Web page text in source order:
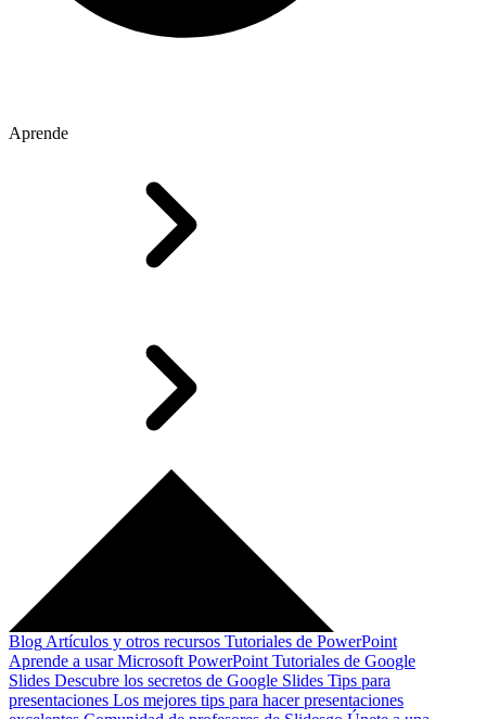
Aprende
Blog Artículos y otros recursos Tutoriales de PowerPoint
Aprende a usar Microsoft PowerPoint Tutoriales de Google
Slides Descubre los secretos de Google Slides Tips para
presentaciones Los mejores tips para hacer presentaciones